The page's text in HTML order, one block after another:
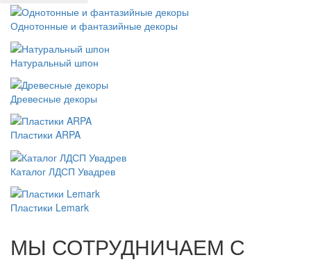
Однотонные и фантазийные декоры
Натуральный шпон
Древесные декоры
Пластики ARPA
Каталог ЛДСП Увадрев
Пластики Lemark
МЫ СОТРУДНИЧАЕМ С